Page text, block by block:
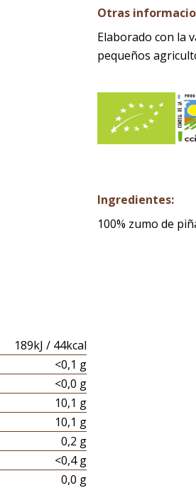
Otras
Elaborado con la
pequeños
Ingredientes:
100% zumo de
189kJ / 44kcal
<0,1 g
<0,0 g
10,1 g
10,1 g
0,2 g
<0,4 g
0,0 g